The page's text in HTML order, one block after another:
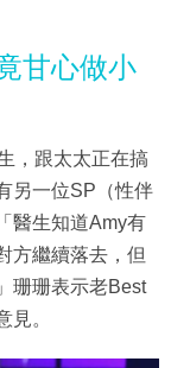
甘心做小
，跟太太正在搞
另一位SP（性伴
醫生知道Amy有
方繼續落去，但
珊珊表示老Best
。